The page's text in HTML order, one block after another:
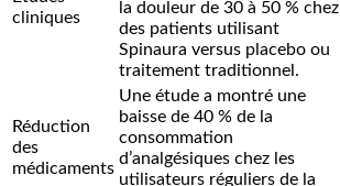
cliniques
la douleur de 30 à 50 % chez
des patients utilisant
Spinaura versus placebo ou
traitement traditionnel.
Réduction
des
médicaments
Une étude a montré une
baisse de 40 % de la
consommation
d’analgésiques chez les
utilisateurs réguliers de la